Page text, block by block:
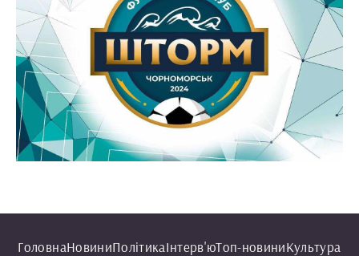
ГоловнаНовиниПолітикаІнтерв'юТоп-новиниКультура